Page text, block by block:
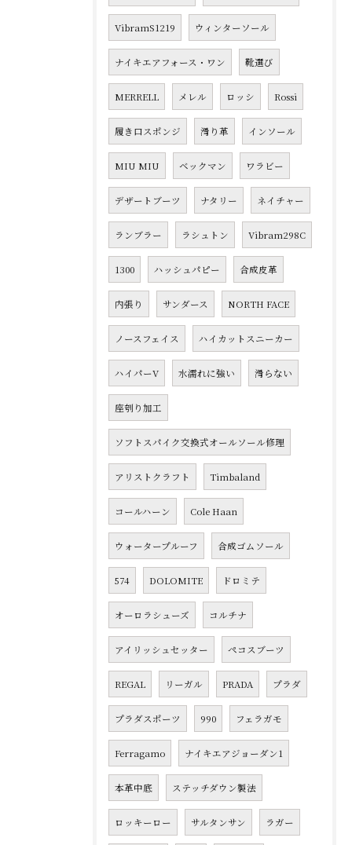
VibramS1219 ウィンターソール
ナイキエアフォース・ワン 靴選び
MERRELL メレル ロッシ Rossi
履き口スポンジ 滑り革 インソール
MIU MIU ベックマン ワラビー
デザートブーツ ナタリー ネイチャー
ランブラー ラシュトン Vibram298C
1300 ハッシュパピー 合成皮革
内張り サンダース NORTH FACE
ノースフェイス ハイカットスニーカー
ハイパーV 水濡れに強い 滑らない
座刳り加工
ソフトスパイク交換式オールソール修理
アリストクラフト Timbaland
コールハーン Cole Haan
ウォータープルーフ 合成ゴムソール
574 DOLOMITE ドロミテ
オーロラシューズ コルチナ
アイリッシュセッター ペコスブーツ
REGAL リーガル PRADA プラダ
プラダスポーツ 990 フェラガモ
Ferragamo ナイキエアジョーダン1
本革中底 ステッチダウン製法
ロッキーロー サルタンサン ラガー